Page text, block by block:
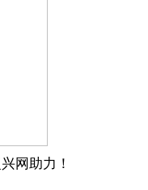
网助力！